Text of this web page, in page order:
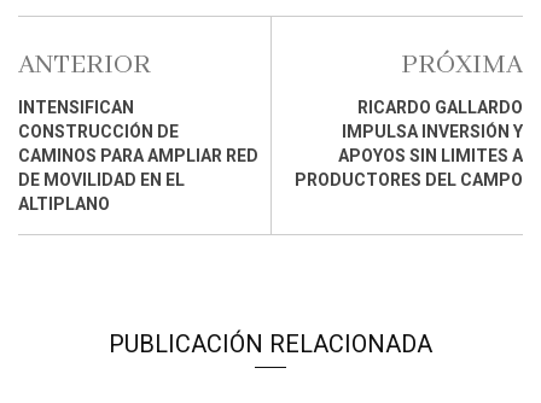
ANTERIOR
INTENSIFICAN
CONSTRUCCIÓN DE
CAMINOS PARA AMPLIAR RED
DE MOVILIDAD EN EL
ALTIPLANO
PRÓXIMA
RICARDO GALLARDO
IMPULSA INVERSIÓN Y
APOYOS SIN LIMITES A
PRODUCTORES DEL CAMPO
PUBLICACIÓN RELACIONADA